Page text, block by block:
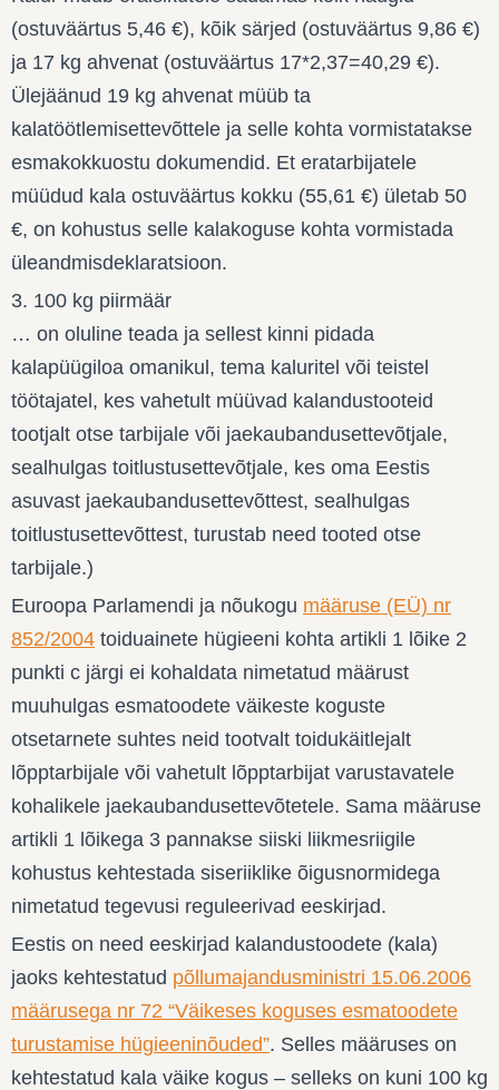
(ostuväärtus 5,46 €), kõik särjed (ostuväärtus 9,86 €)
ja 17 kg ahvenat (ostuväärtus 17*2,37=40,29 €).
Ülejäänud 19 kg ahvenat müüb ta
kalatöötlemisettevõttele ja selle kohta vormistatakse
esmakokkuostu dokumendid. Et eratarbijatele
müüdud kala ostuväärtus kokku (55,61 €) ületab 50
€, on kohustus selle kalakoguse kohta vormistada
üleandmisdeklaratsioon.
3. 100 kg piirmäär
… on oluline teada ja sellest kinni pidada
kalapüügiloa omanikul, tema kaluritel või teistel
töötajatel, kes vahetult müüvad kalandustooteid
tootjalt otse tarbijale või jaekaubandusettevõtjale,
sealhulgas toitlustusettevõtjale, kes oma Eestis
asuvast jaekaubandusettevõttest, sealhulgas
toitlustusettevõttest, turustab need tooted otse
tarbijale.)
Euroopa Parlamendi ja nõukogu määruse (EÜ) nr
852/2004 toiduainete hügieeni kohta artikli 1 lõike 2
punkti c järgi ei kohaldata nimetatud määrust
muuhulgas esmatoodete väikeste koguste
otsetarnete suhtes neid tootvalt toidukäitlejalt
lõpptarbijale või vahetult lõpptarbijat varustavatele
kohalikele jaekaubandusettevõtetele. Sama määruse
artikli 1 lõikega 3 pannakse siiski liikmesriigile
kohustus kehtestada siseriiklike õigusnormidega
nimetatud tegevusi reguleerivad eeskirjad.
Eestis on need eeskirjad kalandustoodete (kala)
jaoks kehtestatud põllumajandusministri 15.06.2006
määrusega nr 72 “Väikeses koguses esmatoodete
turustamise hügieeninõuded”. Selles määruses on
kehtestatud kala väike kogus – selleks on kuni 100 kg